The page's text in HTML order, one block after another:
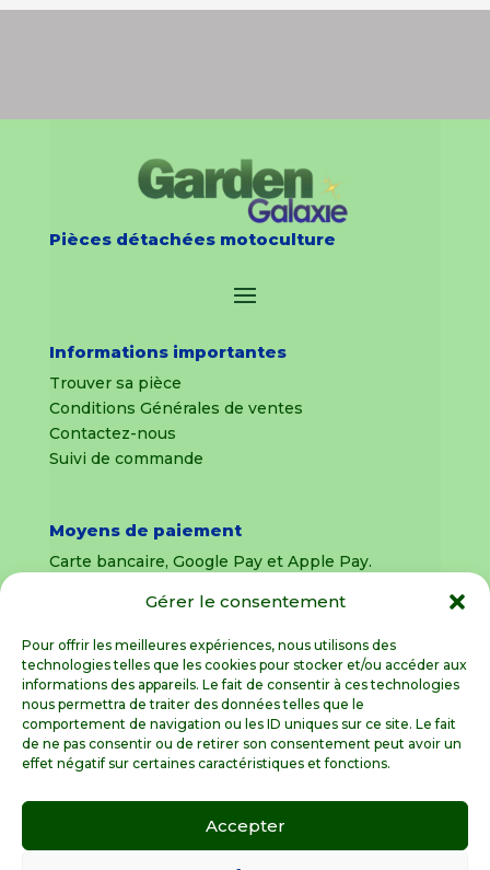
Gérer le consentement
Pour offrir les meilleures expériences, nous utilisons des
technologies telles que les cookies pour stocker et/ou accéder aux
informations des appareils. Le fait de consentir à ces technologies
nous permettra de traiter des données telles que le
comportement de navigation ou les ID uniques sur ce site. Le fait
de ne pas consentir ou de retirer son consentement peut avoir un
effet négatif sur certaines caractéristiques et fonctions.
Accepter
Pièces détachées motoculture
Informations importantes
Trouver sa pièce
Conditions Générales de ventes
Contactez-nous
Suivi de commande
Moyens de paiement
Carte bancaire, Google Pay et Apple Pay.
uniquement
Livraison sous 8 jours pour les pièces
détachées
Livraisons sous 15 jours pour les outillages de
jardin (sous réserve de stock disponible)